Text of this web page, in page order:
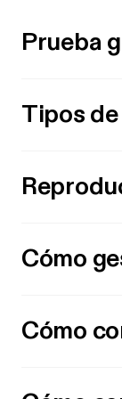
Prueba
Tipos
Cómo
Cómo